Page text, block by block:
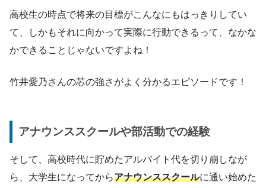
高校生の時点で将来の目標がこんなにもはっきりしてい
て、しかもそれに向かって実際に行動できるって、なかな
かできることじゃないですよね！
竹井愛乃さんの芯の強さがよく分かるエピソードです！
アナウンススクールや部活動での経験
そして、高校時代に貯めたアルバイト代を切り崩しなが
ら、大学生になってからアナウンススクールに通い始めた